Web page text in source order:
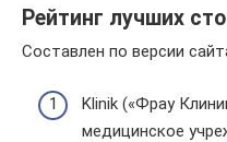
Рейтинг лучших
Составлен по версии
Klinik («Фрау
медицинское